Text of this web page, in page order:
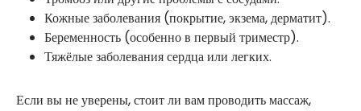
Кожные заболевания (покрытие, экзема, дерматит).
Беременность (особенно в первый триместр).
Тяжёлые заболевания сердца или легких.
Если вы не уверены, стоит ли вам проводить массаж,